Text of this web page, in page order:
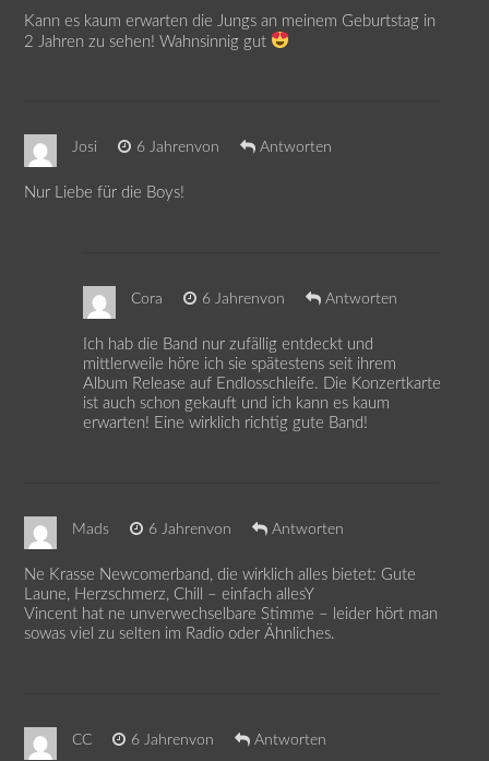
Kann es kaum erwarten die Jungs an meinem Geburtstag in
2 Jahren zu sehen! Wahnsinnig gut
Josi 6 Jahrenvon Antworten
Nur Liebe für die Boys!
Cora 6 Jahrenvon Antworten
Ich hab die Band nur zufällig entdeckt und
mittlerweile höre ich sie spätestens seit ihrem
Album Release auf Endlosschleife. Die Konzertkarte
ist auch schon gekauft und ich kann es kaum
erwarten! Eine wirklich richtig gute Band!
Mads 6 Jahrenvon Antworten
Ne Krasse Newcomerband, die wirklich alles bietet: Gute
Laune, Herzschmerz, Chill – einfach allesY
Vincent hat ne unverwechselbare Stimme – leider hört man
sowas viel zu selten im Radio oder Ähnliches.
CC 6 Jahrenvon Antworten